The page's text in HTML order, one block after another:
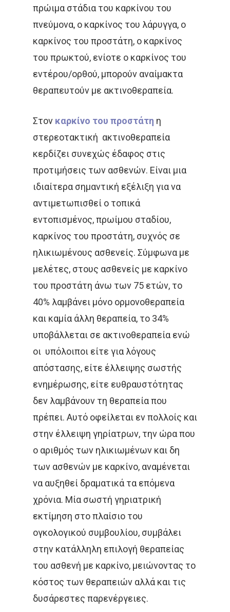
πρώιμα στάδια του καρκίνου του
πνεύμονα, ο καρκίνος του λάρυγγα, ο
καρκίνος του προστάτη, ο καρκίνος
του πρωκτού, ενίοτε ο καρκίνος του
εντέρου/ορθού, μπορούν αναίμακτα
θεραπευτούν με ακτινοθεραπεία.
Στον καρκίνο του προστάτη η
στερεοτακτική ακτινοθεραπεία
κερδίζει συνεχώς έδαφος στις
προτιμήσεις των ασθενών. Είναι μια
ιδιαίτερα σημαντική εξέλιξη για να
αντιμετωπισθεί ο τοπικά
εντοπισμένος, πρωίμου σταδίου,
καρκίνος του προστάτη, συχνός σε
ηλικιωμένους ασθενείς. Σύμφωνα με
μελέτες, στους ασθενείς με καρκίνο
του προστάτη άνω των 75 ετών, το
40% λαμβάνει μόνο ορμονοθεραπεία
και καμία άλλη θεραπεία, το 34%
υποβάλλεται σε ακτινοθεραπεία ενώ
οι υπόλοιποι είτε για λόγους
απόστασης, είτε έλλειψης σωστής
ενημέρωσης, είτε ευθραυστότητας
δεν λαμβάνουν τη θεραπεία που
πρέπει. Αυτό οφείλεται εν πολλοίς και
στην έλλειψη γηρίατρων, την ώρα που
ο αριθμός των ηλικιωμένων και δη
των ασθενών με καρκίνο, αναμένεται
να αυξηθεί δραματικά τα επόμενα
χρόνια. Μία σωστή γηριατρική
εκτίμηση στο πλαίσιο του
ογκολογικού συμβουλίου, συμβάλει
στην κατάλληλη επιλογή θεραπείας
του ασθενή με καρκίνο, μειώνοντας το
κόστος των θεραπειών αλλά και τις
δυσάρεστες παρενέργειες.